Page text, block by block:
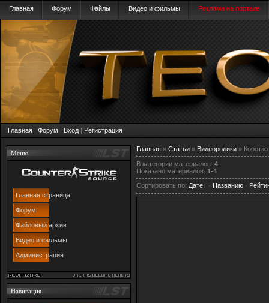
Главная Форум Файлы Видео и фильмы Реклама на портале
Главная | Форум | Вход | Регистрация
Меню
Главная страница
Форум
Файловый архив
Видео и фильмы
Администрация
Навигация
Главная » Статьи » Видеоролики »
В категории материалов: 4
Показано материалов: 1-4
Сортировать по: Дате · Названию ·